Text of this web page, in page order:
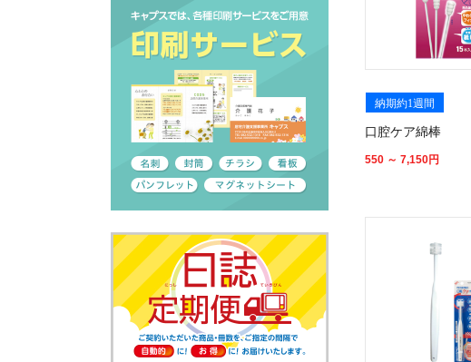
納期約1週間
口腔ケア綿棒
550 ～ 7,150円